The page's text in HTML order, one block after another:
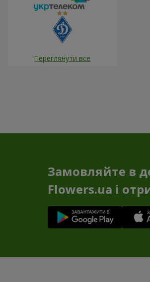
Переглянути все
Замовляйте в
Flowers.ua і